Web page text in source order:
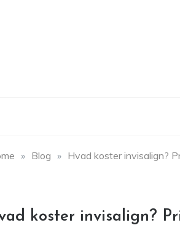
» Blog » Hvad koster invisalign?
koster invisalign?